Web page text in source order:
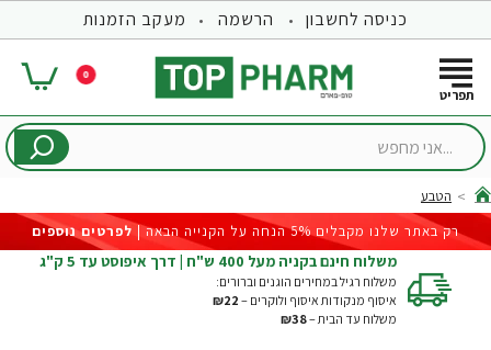
כניסה לחשבון הרשמה מעקב הזמנות
0
...אני
home
הטבע
רק באתר שלנו מקבלים 5% הנחה על הקנייה הבאה |
לפרטים נוספים
משלוח חינם בקניה מעל 400 ש"ח | דרך איפוסט עד 5 ק"ג
משלוח רגיל במחירים הוגנים וברורים:
איסוף מנקודות איסוף ולוקרים – ₪22
משלוח עד הבית –₪38